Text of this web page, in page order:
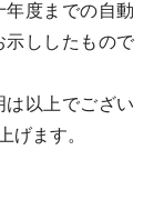
度までの自動
示ししたもので
以上でござい
げます。